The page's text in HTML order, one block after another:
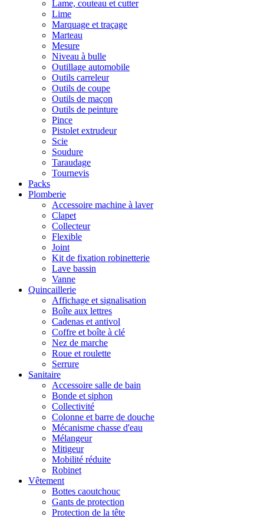
Lame, couteau et cutter
Lime
Marquage et traçage
Marteau
Mesure
Niveau à bulle
Outillage automobile
Outils carreleur
Outils de coupe
Outils de maçon
Outils de peinture
Pince
Pistolet extrudeur
Scie
Soudure
Taraudage
Tournevis
Packs
Plomberie
Accessoire machine à laver
Clapet
Collecteur
Flexible
Joint
Kit de fixation robinetterie
Lave bassin
Vanne
Quincaillerie
Affichage et signalisation
Boîte aux lettres
Cadenas et antivol
Coffre et boîte à clé
Nez de marche
Roue et roulette
Serrure
Sanitaire
Accessoire salle de bain
Bonde et siphon
Collectivité
Colonne et barre de douche
Mécanisme chasse d'eau
Mélangeur
Mitigeur
Mobilité réduite
Robinet
Vêtement
Bottes caoutchouc
Gants de protection
Protection de la tête